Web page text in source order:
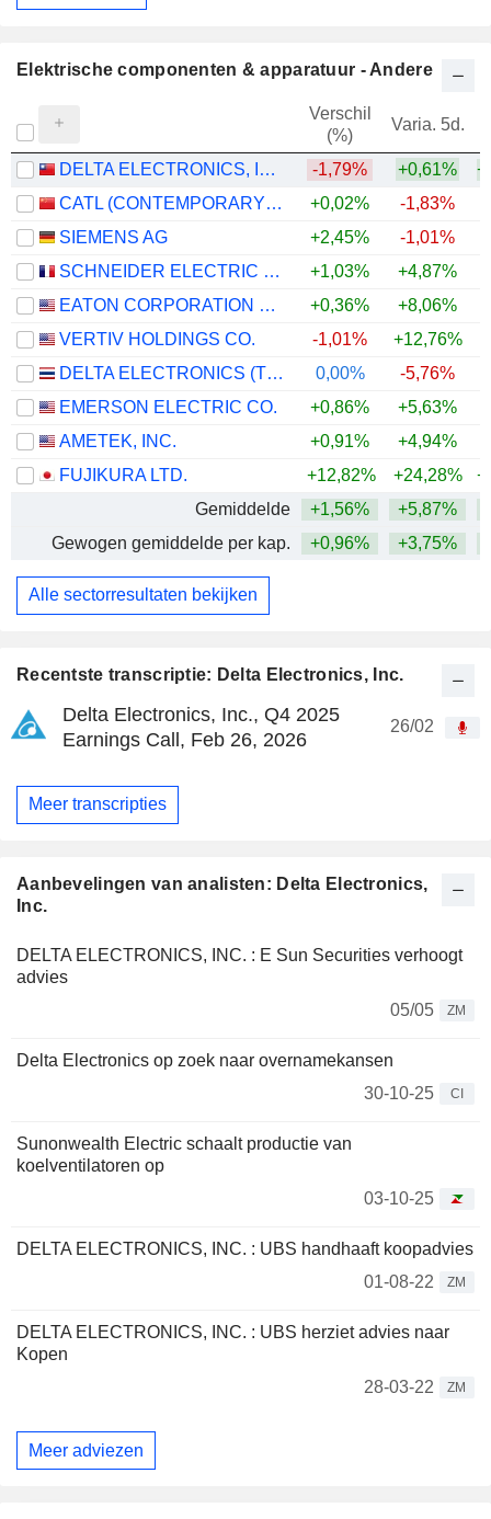
Recentste transcriptie: Delta Electronics, Inc.
Delta Electronics, Inc., Q4 2025
Earnings Call, Feb 26, 2026
26/02
Meer transcripties
Aanbevelingen van analisten: Delta Electronics,
Inc.
DELTA ELECTRONICS, INC. : E Sun Securities verhoogt
advies
05/05
ZM
Delta Electronics op zoek naar overnamekansen
30-10-25
CI
Sunonwealth Electric schaalt productie van
koelventilatoren op
03-10-25
DELTA ELECTRONICS, INC. : UBS handhaaft koopadvies
01-08-22
ZM
DELTA ELECTRONICS, INC. : UBS herziet advies naar
Kopen
28-03-22
ZM
Meer adviezen
Elektrische componenten & apparatuur - Andere
Verschil
(%)
Varia. 5d.
DELTA ELECTRONICS, INC. -1,79% +0,61%
CATL (CONTEMPORARY AMPEREX TECHNOLOGY)
+0,02% -1,83%
SIEMENS AG
+2,45% -1,01%
SCHNEIDER ELECTRIC SE
+1,03% +4,87%
EATON CORPORATION PLC
+0,36% +8,06%
VERTIV HOLDINGS CO.
-1,01% +12,76%
DELTA ELECTRONICS (THAILAND)
0,00% -5,76%
EMERSON ELECTRIC CO.
+0,86% +5,63%
AMETEK, INC.
+0,91% +4,94%
FUJIKURA LTD.
+12,82% +24,28%
Gemiddelde
+1,56% +5,87%
Gewogen gemiddelde per kap.
+0,96% +3,75%
Alle sectorresultaten bekijken